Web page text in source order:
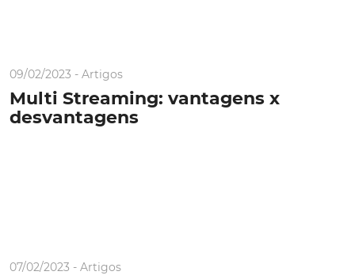
09/02/2023 - Artigos
Multi Streaming: vantagens x
desvantagens
07/02/2023 - Artigos